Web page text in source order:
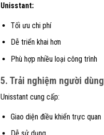
Unisstant:
Tối ưu chi phí
Dễ triển khai hơn
Phù hợp nhiều loại công trình
5. Trải nghiệm người dùng
Unisstant cung cấp:
Giao diện điều khiển trực quan